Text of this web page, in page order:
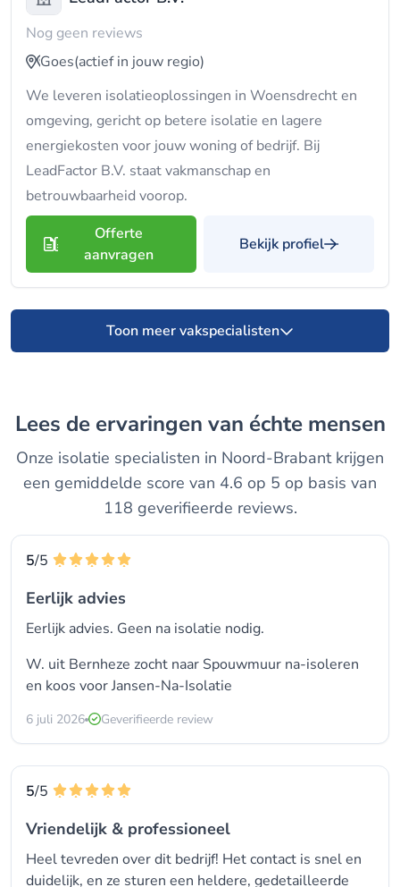
Nog geen reviews
Goes(actief in jouw regio)
We leveren isolatieoplossingen in Woensdrecht en
omgeving, gericht op betere isolatie en lagere
energiekosten voor jouw woning of bedrijf. Bij
LeadFactor B.V. staat vakmanschap en
betrouwbaarheid voorop.
Offerte
aanvragen
Bekijk profiel
Toon meer vakspecialisten
Lees de ervaringen van échte mensen
Onze isolatie specialisten in Noord-Brabant krijgen
een gemiddelde score van 4.6 op 5 op basis van
118 geverifieerde reviews.
5/5
Eerlijk advies
Eerlijk advies. Geen na isolatie nodig.
W. uit Bernheze zocht naar Spouwmuur na-isoleren
en koos voorJansen-Na-Isolatie
6 juli 2026 Geverifieerde review
5/5
Vriendelijk & professioneel
Heel tevreden over dit bedrijf! Het contact is snel en
duidelijk, en ze sturen een heldere, gedetailleerde